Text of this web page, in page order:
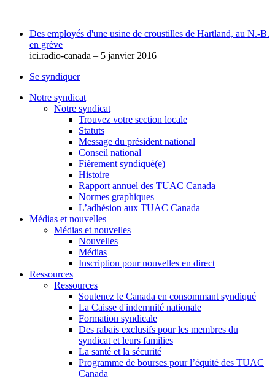
Des employés d'une usine de croustilles de Hartland, au N.-B.
en grève
ici.radio-canada – 5 janvier 2016
Se syndiquer
Notre syndicat
Notre syndicat
Trouvez votre section locale
Statuts
Message du président national
Conseil national
Fièrement syndiqué(e)
Histoire
Rapport annuel des TUAC Canada
Normes graphiques
L’adhésion aux TUAC Canada
Médias et nouvelles
Médias et nouvelles
Nouvelles
Médias
Inscription pour nouvelles en direct
Ressources
Ressources
Soutenez le Canada en consommant syndiqué
La Caisse d'indemnité nationale
Formation syndicale
Des rabais exclusifs pour les membres du
syndicat et leurs families
La santé et la sécurité
Programme de bourses pour l’équité des TUAC
Canada